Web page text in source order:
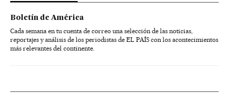
Boletín de América
Cada semana en tu cuenta de correo una selección de las noticias,
reportajes y análisis de los periodistas de EL PAÍS con los acontecimientos
más relevantes del continente.